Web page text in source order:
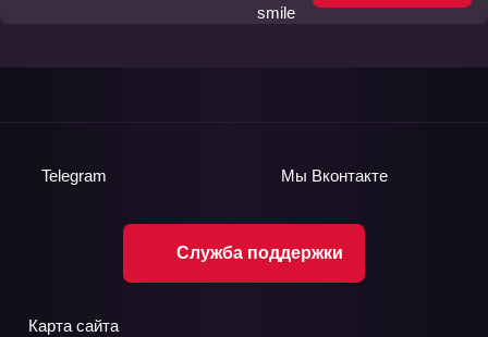
Служба поддержки
Telegram Мы Вконтакте
Карта сайта